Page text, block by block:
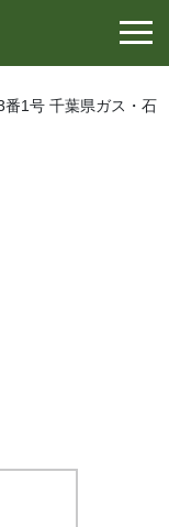
1号 千葉県ガス・石